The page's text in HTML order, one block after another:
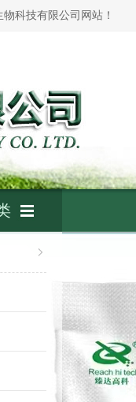
科技有限公司网站！